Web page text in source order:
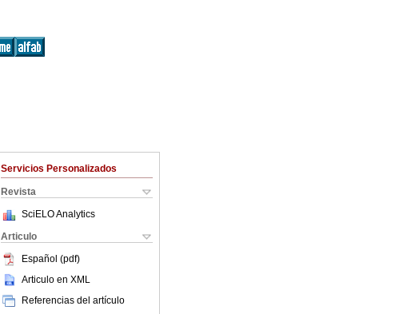
Servicios Personalizados
Revista
SciELO Analytics
Articulo
Español (pdf)
Articulo en XML
Referencias del artículo